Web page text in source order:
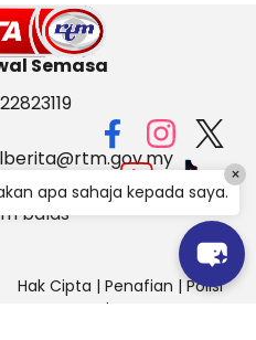
Semasa
&
balas
Hak Cipta | Penafian | Polisi
Keselamatan
apa sahaja kepada saya.
×